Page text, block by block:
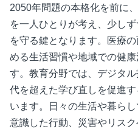
2050年問題の本格化を前に
を一人ひとりが考え、少し
を守る鍵となります。医療
める生活習慣や地域での健
す。教育分野では、デジタ
代を超えた学び直しを促進
います。日々の生活や暮ら
意識した行動、災害やリス